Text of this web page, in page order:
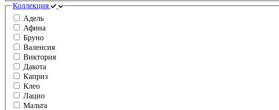
Коллекция
Адель
Афина
Бруно
Валенсия
Виктория
Дакота
Каприз
Клео
Лацио
Мальта